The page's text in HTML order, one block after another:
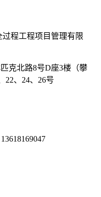
程工程项目管理有限
克北路8号D座3楼（攀
22、 24、 26号
13618169047